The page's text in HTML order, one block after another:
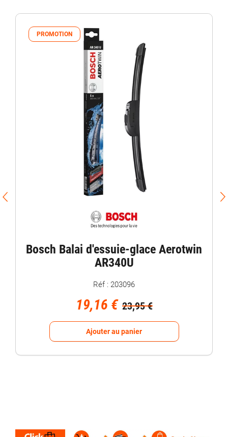
PROMOTION
Bosch Balai d'essuie-glace Aerotwin
AR340U
Réf : 203096
19,16 € 23,95 €
Ajouter au panier